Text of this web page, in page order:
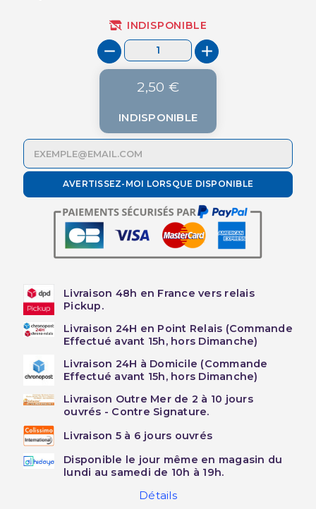
INDISPONIBLE
2,50 €
INDISPONIBLE
AVERTISSEZ-MOI LORSQUE DISPONIBLE
Livraison 48h en France vers relais
Pickup.
Livraison 24H en Point Relais (Commande
Effectué avant 15h, hors Dimanche)
Livraison 24H à Domicile (Commande
Effectué avant 15h, hors Dimanche)
Livraison Outre Mer de 2 à 10 jours
ouvrés - Contre Signature.
Livraison 5 à 6 jours ouvrés
Disponible le jour même en magasin du
lundi au samedi de 10h à 19h.
Détails